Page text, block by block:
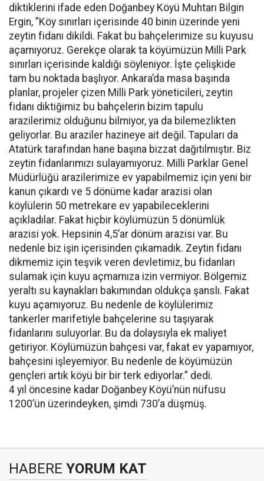
diktiklerini ifade eden Doğanbey Köyü Muhtarı Bilgin
Ergin, ”Köy sınırları içerisinde 40 binin üzerinde yeni
zeytin fidanı dikildi. Fakat bu bahçelerimize su kuyusu
açamıyoruz. Gerekçe olarak ta köyümüzün Milli Park
sınırları içerisinde kaldığı söyleniyor. İşte çelişkide
tam bu noktada başlıyor. Ankara’da masa başında
planlar, projeler çizen Milli Park yöneticileri, zeytin
fidanı diktiğimiz bu bahçelerin bizim tapulu
arazilerimiz olduğunu bilmiyor, ya da bilemezlikten
geliyorlar. Bu araziler hazineye ait değil. Tapuları da
Atatürk tarafından hane başına bizzat dağıtılmıştır. Biz
zeytin fidanlarımızı sulayamıyoruz. Milli Parklar Genel
Müdürlüğü arazilerimize ev yapabilmemiz için yeni bir
kanun çıkardı ve 5 dönüme kadar arazisi olan
köylülerin 50 metrekare ev yapabileceklerini
açıkladılar. Fakat hiçbir köylümüzün 5 dönümlük
arazisi yok. Hepsinin 4,5’ar dönüm arazisi var. Bu
nedenle biz işin içerisinden çıkamadık. Zeytin fidanı
dikmemiz için teşvik veren devletimiz, bu fidanları
sulamak için kuyu açmamıza izin vermiyor. Bölgemiz
yeraltı su kaynakları bakımından oldukça şanslı. Fakat
kuyu açamıyoruz. Bu nedenle de köylülerimiz
tankerler marifetiyle bahçelerine su taşıyarak
fidanlarını suluyorlar. Bu da dolaysıyla ek maliyet
getiriyor. Köylümüzün bahçesi var, fakat ev yapamıyor,
bahçesini işleyemiyor. Bu nedenle de köyümüzün
gençleri artık köyü bir bir terk ediyorlar.” dedi.
4 yıl öncesine kadar Doğanbey Köyü’nün nüfusu
1200’ün üzerindeyken, şimdi 730’a düşmüş.
HABERE YORUM KAT